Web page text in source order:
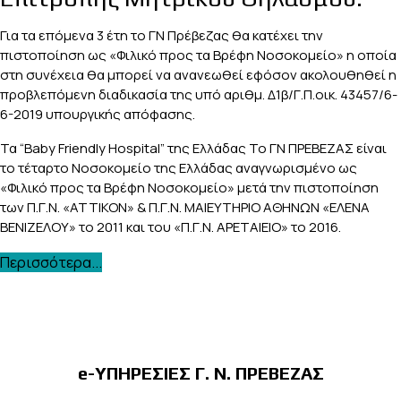
Για τα επόμενα 3 έτη το ΓΝ Πρέβεζας θα κατέχει την
πιστοποίηση ως «Φιλικό προς τα Βρέφη Νοσοκομείο» η οποία
στη συνέχεια θα μπορεί να ανανεωθεί εφόσον ακολουθηθεί η
προβλεπόμενη διαδικασία της υπό αριθμ. Δ1β/Γ.Π.οικ. 43457/6-
6-2019 υπουργικής απόφασης.
Τα “Baby Friendly Hospital” της Ελλάδας To ΓΝ ΠΡΕΒΕΖΑΣ είναι
το τέταρτο Νοσοκομείο της Ελλάδας αναγνωρισμένο ως
«Φιλικό προς τα Βρέφη Νοσοκομείο» μετά την πιστοποίηση
των Π.Γ.Ν. «ΑΤΤΙΚΟΝ» & Π.Γ.Ν. ΜΑΙΕΥΤΗΡΙΟ ΑΘΗΝΩΝ «ΕΛΕΝΑ
ΒΕΝΙΖΕΛΟΥ» το 2011 και του «Π.Γ.Ν. ΑΡΕΤΑΙΕΙΟ» το 2016.
Περισσότερα...
e-ΥΠΗΡΕΣΙΕΣ Γ. Ν. ΠΡΕΒΕΖΑΣ